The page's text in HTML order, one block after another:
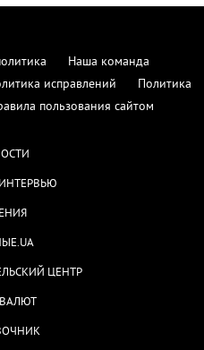
Наша команда
исправлений
Политика
пользования сайтом
ЦЕНТР